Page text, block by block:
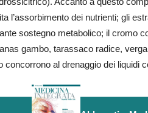
l’assorbimento dei nutrienti; gli
sostegno metabolico; il cromo
gambo, tarassaco radice,
al drenaggio dei liquidi